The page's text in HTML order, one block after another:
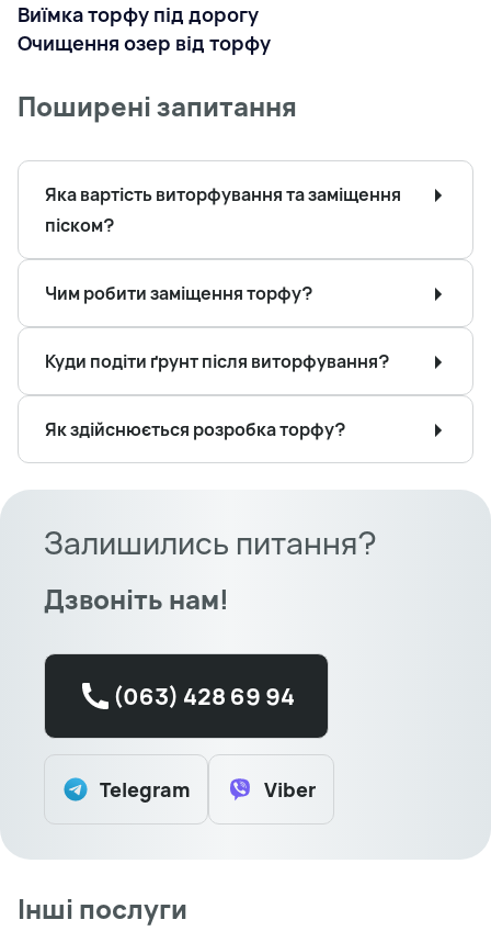
Виїмка торфу під дорогу
Очищення озер від торфу
Поширені запитання
Яка вартість виторфування та заміщення
піском?
Чим робити заміщення торфу?
Куди подіти ґрунт після виторфування?
Як здійснюється розробка торфу?
Залишились питання?
Дзвоніть нам!
(063) 428 69 94
Telegram Viber
Інші послуги